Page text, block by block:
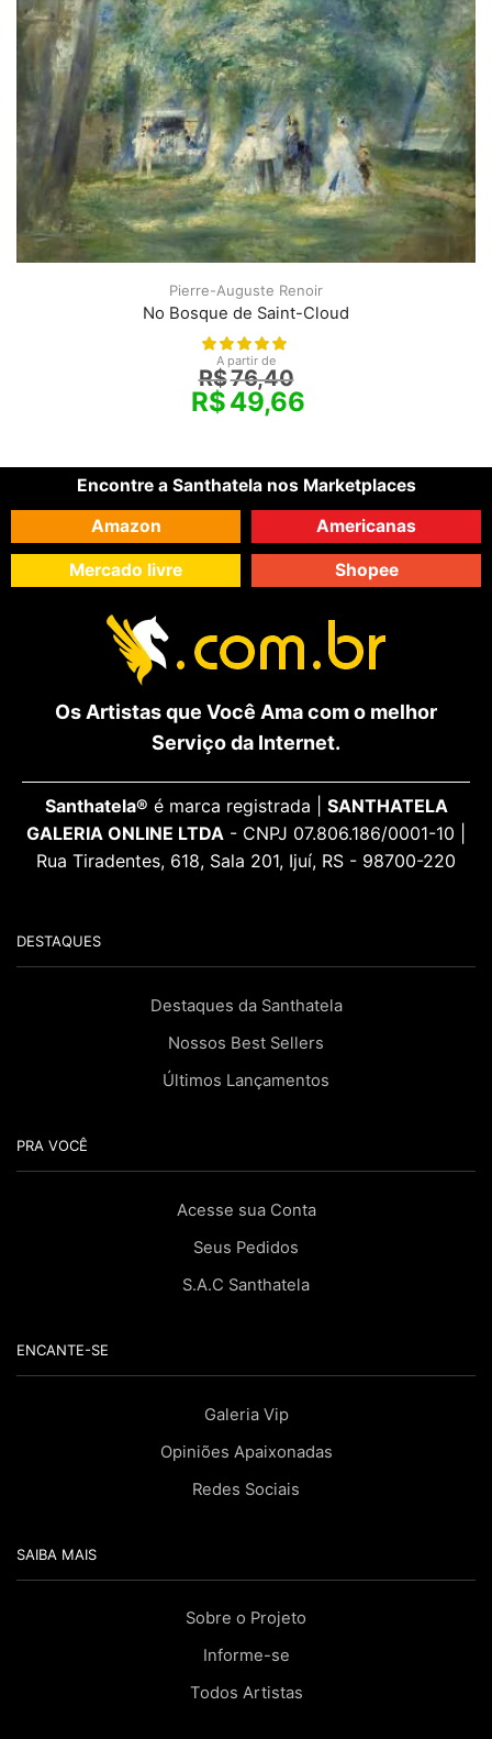
Pierre-Auguste Renoir
No Bosque de Saint-Cloud
A partir de
R$76,40
R$49,66
Encontre a Santhatela nos Marketplaces
Amazon
Americanas
Mercado livre Shopee
Os Artistas que Você Ama com o melhor
Serviço da Internet.
Santhatela® é marca registrada | SANTHATELA
GALERIA ONLINE LTDA - CNPJ 07.806.186/0001-10 |
Rua Tiradentes, 618, Sala 201, Ijuí, RS - 98700-220
DESTAQUES
Destaques da Santhatela
Nossos Best Sellers
Últimos Lançamentos
PRA VOCÊ
Acesse sua Conta
Seus Pedidos
S.A.C Santhatela
ENCANTE-SE
Galeria Vip
Opiniões Apaixonadas
Redes Sociais
SAIBA MAIS
Sobre o Projeto
Informe-se
Todos Artistas